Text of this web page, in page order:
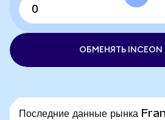
ОБМЕНЯТЬ INCEON
Последние данные рынка